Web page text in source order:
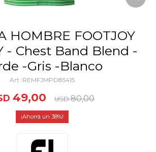
HOMBRE FOOTJOY
- Chest Band Blend -
-Gris -Blanco
REMFJMPD85415
49,00 USD 80,00
38